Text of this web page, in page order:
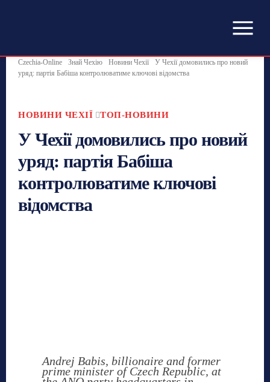
Czechia-Online Знай Чехію Новини Чехії
У Чехії домовились про новий
уряд: партія Бабіша контролюватиме ключові відомства
НОВИНИ ЧЕХІЇ ТОП-НОВИНИ
У Чехії домовились про новий
уряд: партія Бабіша
контролюватиме ключові
відомства
Andrej Babis, billionaire and former
prime minister of Czech Republic, at